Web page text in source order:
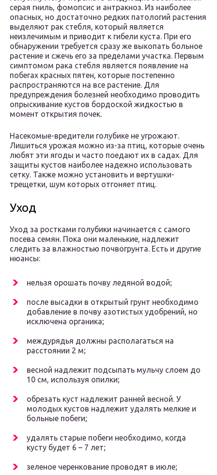
серая гниль, фомопсис и антракноз. Из наиболее
опасных, но достаточно редких патологий растения
выделяют рак стебля, который является
неизлечимым и приводит к гибели куста. При его
обнаружении требуется сразу же выкопать больное
растение и сжечь его за пределами участка. Первым
симптомом рака стебля является появление на
побегах красных пятен, которые постепенно
распространяются на все растение. Для
предупреждения болезней необходимо проводить
опрыскивание кустов бордоской жидкостью в
момент открытия почек.
Насекомые-вредители голубике не угрожают.
Лишиться урожая можно из-за птиц, которые очень
любят эти ягоды и часто поедают их в садах. Для
защиты кустов наиболее надежно использовать
сетку. Также можно установить и вертушки-
трещетки, шум которых отгоняет птиц.
Уход
Уход за ростками голубики начинается с самого
посева семян. Пока они маленькие, надлежит
следить за влажностью почвогрунта. Есть и другие
нюансы:
нельзя орошать почву ледяной водой;
после высадки в открытый грунт необходимо
добавление в почву азотистых удобрений, но
исключена органика;
междурядья должны располагаться на
расстоянии 2 м;
весной надлежит подсыпать мульчу слоем до
10 см, используя опилки;
обрезать куст надлежит ранней весной. У
молодых кустов надлежит удалять мелкие и
больные побеги;
удалять старые побеги необходимо, когда
кусту будет 6 – 7 лет;
зеленое черенкование проводят в июле;